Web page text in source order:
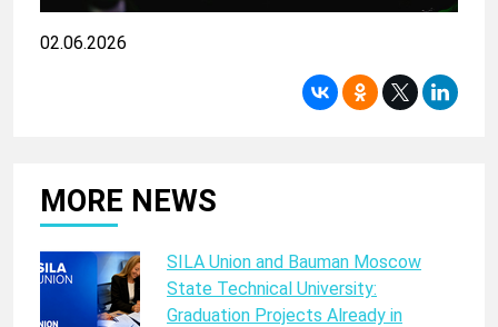
02.06.2026
MORE NEWS
SILA Union and Bauman Moscow
State Technical University:
Graduation Projects Already in